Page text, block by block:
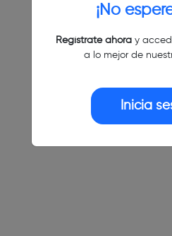
¡No
Regístrate ahoray
a lo mejor de
Inicia